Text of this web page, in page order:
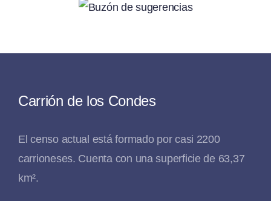
Carrión de los Condes
El censo actual está formado por casi 2200
carrioneses. Cuenta con una superficie de 63,37
km².